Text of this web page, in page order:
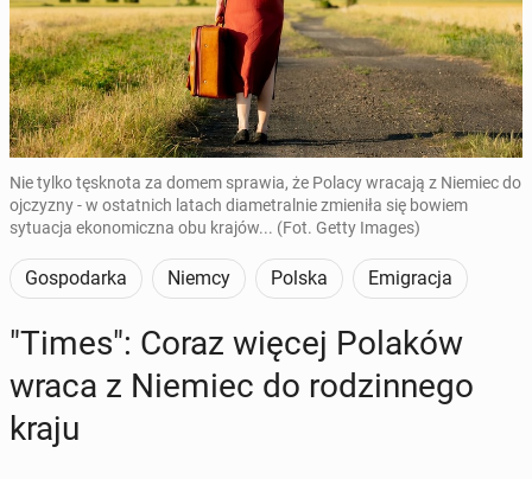
Nie tylko tęsknota za domem sprawia, że Polacy wracają z Niemiec do
ojczyzny - w ostatnich latach diametralnie zmieniła się bowiem
sytuacja ekonomiczna obu krajów... (Fot. Getty Images)
Gospodarka Niemcy Polska Emigracja
"Times": Coraz więcej Polaków
wraca z Niemiec do ro­dzin­ne­go
kraju